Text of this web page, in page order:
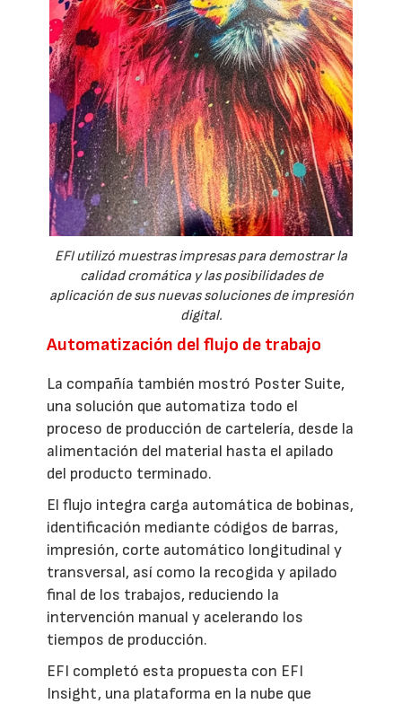
EFI utilizó muestras impresas para demostrar la
calidad cromática y las posibilidades de
aplicación de sus nuevas soluciones de impresión
digital.
Automatización del flujo de trabajo
La compañía también mostró Poster Suite,
una solución que automatiza todo el
proceso de producción de cartelería, desde la
alimentación del material hasta el apilado
del producto terminado.
El flujo integra carga automática de bobinas,
identificación mediante códigos de barras,
impresión, corte automático longitudinal y
transversal, así como la recogida y apilado
final de los trabajos, reduciendo la
intervención manual y acelerando los
tiempos de producción.
EFI completó esta propuesta con EFI
Insight, una plataforma en la nube que